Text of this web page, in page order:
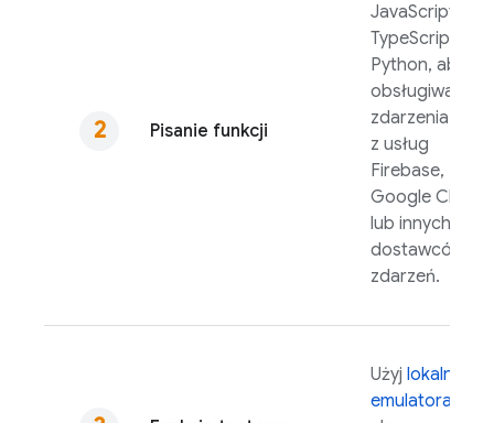
Pisanie funkcji
JavaScript,
TypeScript lub
Python, aby
obsługiwać
zdarzenia
z usług
Firebase,
Google Cloud
lub innych
dostawców
zdarzeń.
Użyj lokalnego
emulatora